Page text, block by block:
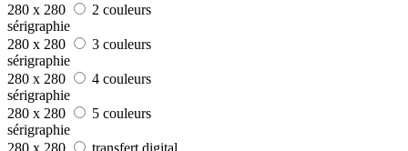
280 x 280
2 couleurs
sérigraphie
280 x 280
3 couleurs
sérigraphie
280 x 280
4 couleurs
sérigraphie
280 x 280
5 couleurs
sérigraphie
280 x 280
transfert digital